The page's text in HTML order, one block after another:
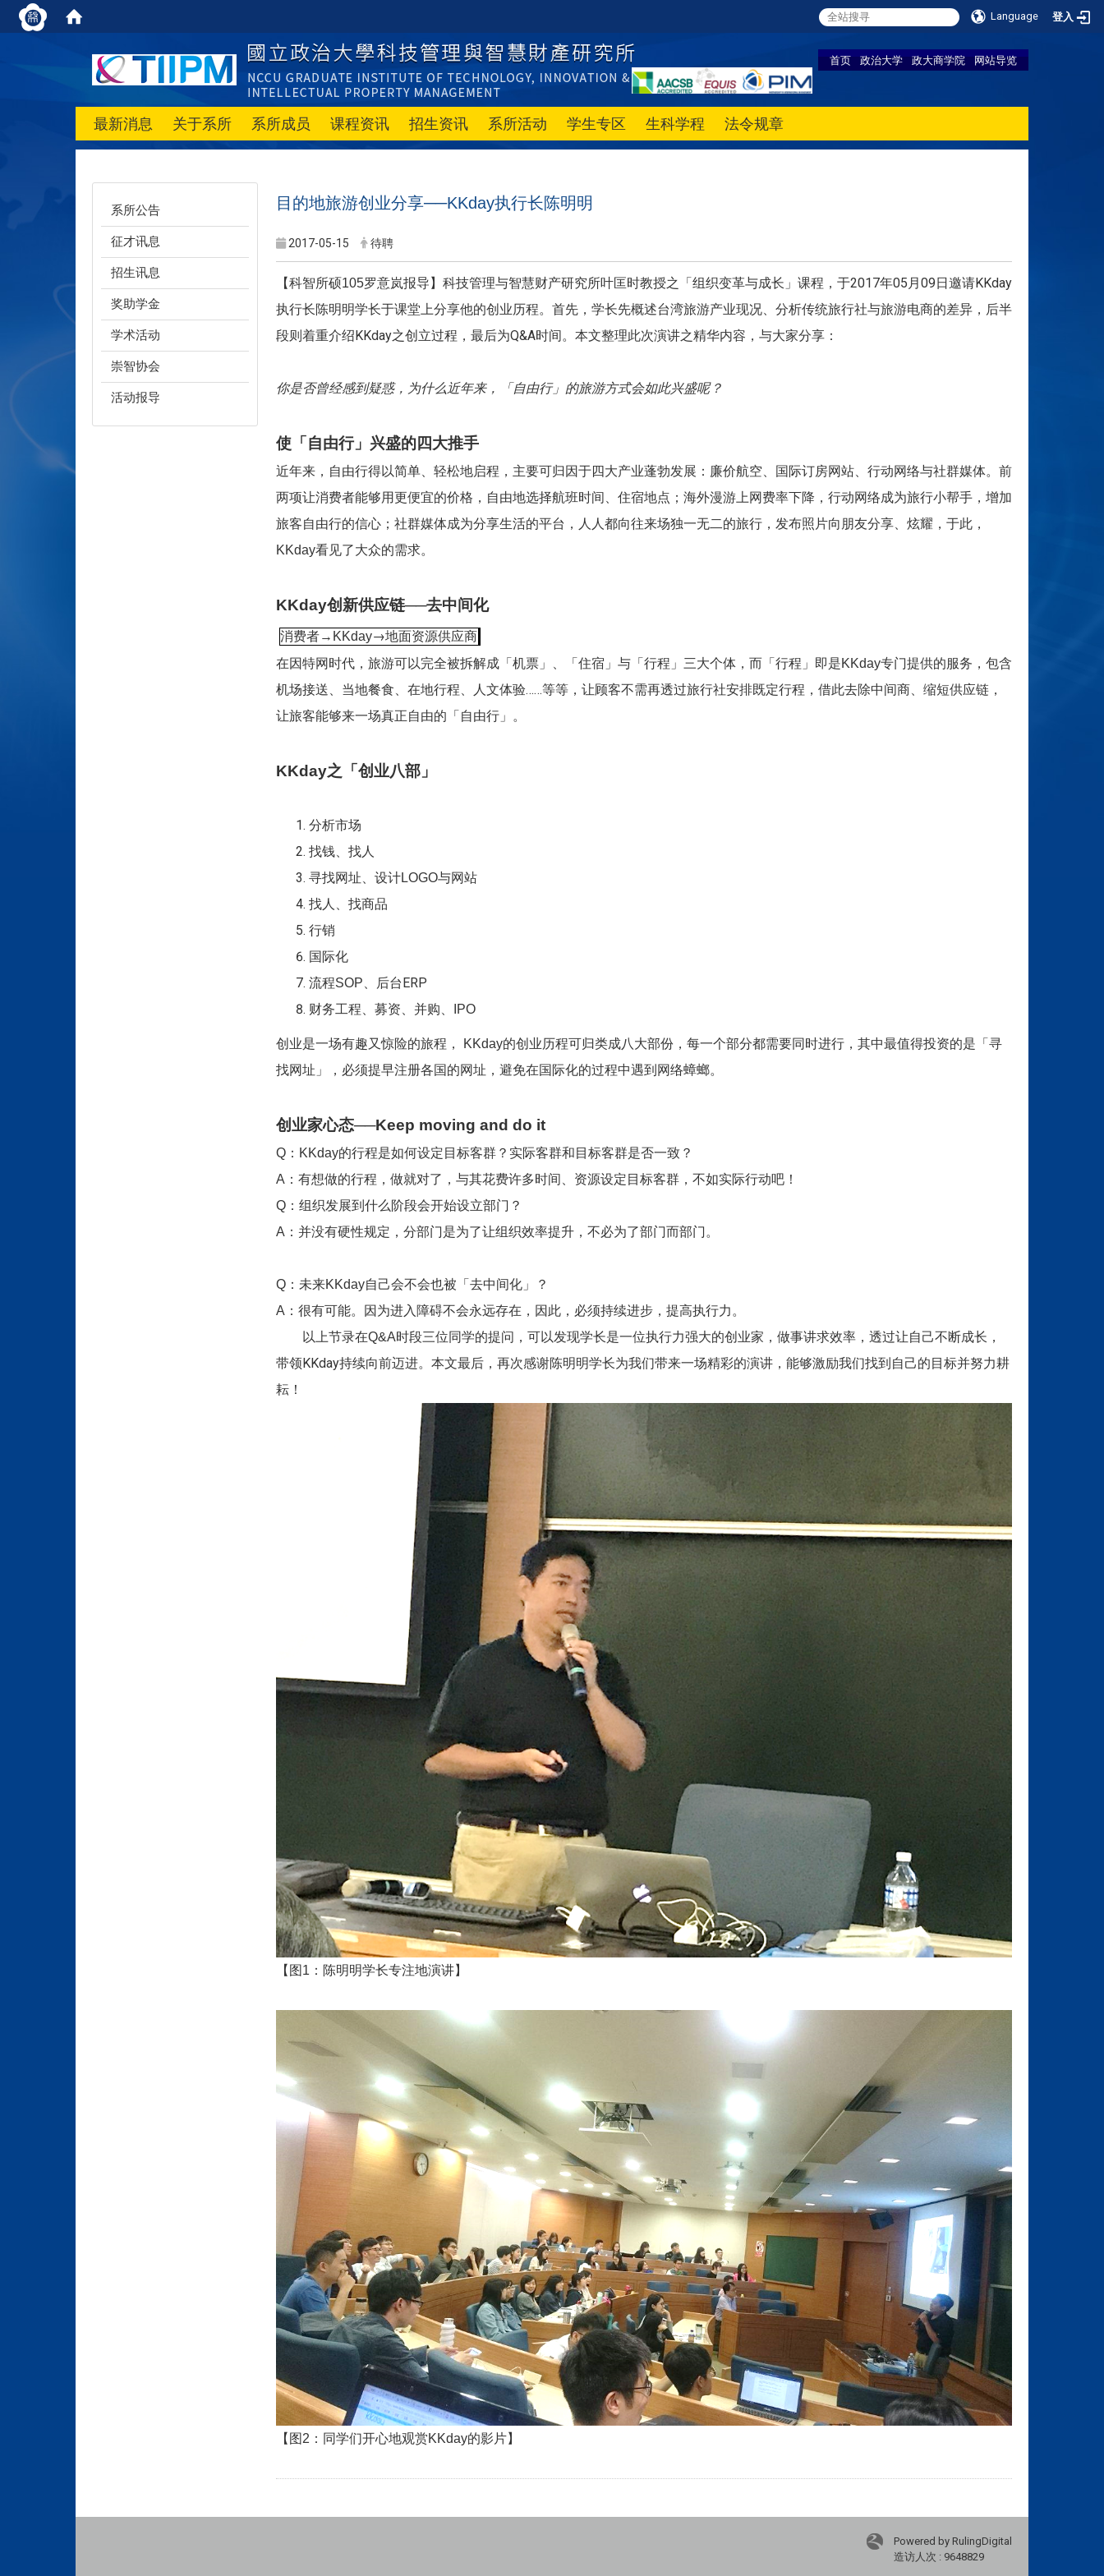
Language 登入
首页 政治大学 政大商学院 网站导览
最新消息 关于系所 系所成员 课程资讯 招生资讯 系所活动 学生专区 生科学程 法令规章
系所公告
征才讯息
招生讯息
奖助学金
学术活动
崇智协会
活动报导
目的地旅游创业分享──KKday执行长陈明明
2017-05-15 待聘
【科智所硕105罗意岚报导】科技管理与智慧财产研究所叶匡时教授之「组织变革与成长」课程，于2017年05月09日邀请KKday
执行长陈明明学长于课堂上分享他的创业历程。首先，学长先概述台湾旅游产业现况、分析传统旅行社与旅游电商的差异，后半
段则着重介绍KKday之创立过程，最后为Q&A时间。本文整理此次演讲之精华内容，与大家分享：
你是否曾经感到疑惑，为什么近年来，「自由行」的旅游方式会如此兴盛呢？
使「自由行」兴盛的四大推手
近年来，自由行得以简单、轻松地启程，主要可归因于四大产业蓬勃发展：廉价航空、国际订房网站、行动网络与社群媒体。前
两项让消费者能够用更便宜的价格，自由地选择航班时间、住宿地点；海外漫游上网费率下降，行动网络成为旅行小帮手，增加
旅客自由行的信心；社群媒体成为分享生活的平台，人人都向往来场独一无二的旅行，发布照片向朋友分享、炫耀，于此，
KKday看见了大众的需求。
KKday创新供应链──去中间化
消费者→KKday→地面资源供应商
在因特网时代，旅游可以完全被拆解成「机票」、「住宿」与「行程」三大个体，而「行程」即是KKday专门提供的服务，包含
机场接送、当地餐食、在地行程、人文体验……等等，让顾客不需再透过旅行社安排既定行程，借此去除中间商、缩短供应链，
让旅客能够来一场真正自由的「自由行」。
KKday之「创业八部」
分析市场
找钱、找人
寻找网址、设计LOGO与网站
找人、找商品
行销
国际化
流程SOP、后台ERP
财务工程、募资、并购、IPO
创业是一场有趣又惊险的旅程， KKday的创业历程可归类成八大部份，每一个部分都需要同时进行，其中最值得投资的是「寻
找网址」，必须提早注册各国的网址，避免在国际化的过程中遇到网络蟑螂。
创业家心态──Keep moving and do it
Q ：KKday的行程是如何设定目标客群？实际客群和目标客群是否一致？
A ：有想做的行程，做就对了，与其花费许多时间、资源设定目标客群，不如实际行动吧！
Q ：组织发展到什么阶段会开始设立部门？
A ：并没有硬性规定，分部门是为了让组织效率提升，不必为了部门而部门。
Q ：未来KKday自己会不会也被「去中间化」？
A ：很有可能。因为进入障碍不会永远存在，因此，必须持续进步，提高执行力。
以上节录在Q&A时段三位同学的提问，可以发现学长是一位执行力强大的创业家，做事讲求效率，透过让自己不断成长，
带领KKday持续向前迈进。本文最后，再次感谢陈明明学长为我们带来一场精彩的演讲，能够激励我们找到自己的目标并努力耕
耘！
【图1 ：陈明明学长专注地演讲】
【图2 ：同学们开心地观赏KKday的影片】
Powered by RulingDigital
造访人次 : 9648829